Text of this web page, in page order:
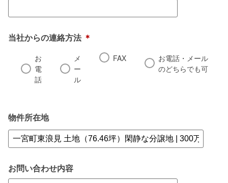
当社からの連絡方法 ＊
お
電
話
メ
ー
ル
FAX
お電話・メール
のどちらでも可
物件所在地
お問い合わせ内容